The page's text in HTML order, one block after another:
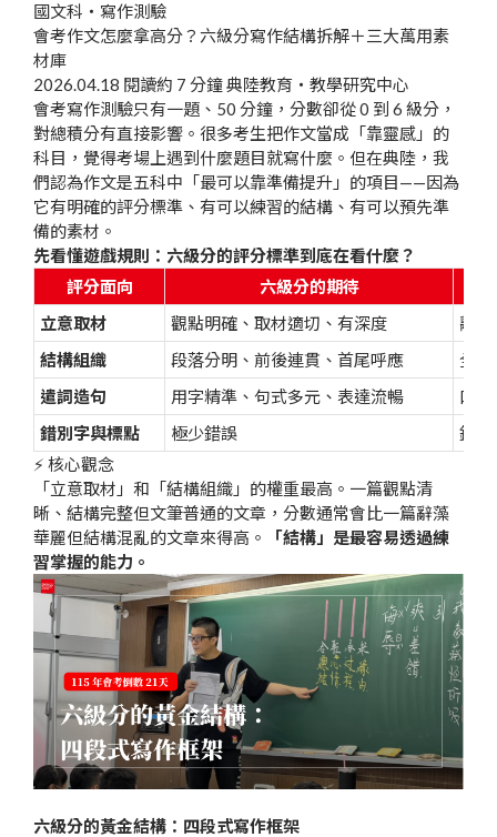
國文科・寫作測驗
會考作文怎麼拿高分？ 六級分寫作結構拆解＋三大萬用素
材庫
2026.04.18 閱讀約 7 分鐘典陸教育・教學研究中心
會考寫作測驗只有一題、50 分鐘，分數卻從 0 到 6 級分，
對總積分有直接影響。很多考生把作文當成「靠靈感」的
科目，覺得考場上遇到什麼題目就寫什麼。但在典陸，我
們認為作文是五科中「最可以靠準備提升」的項目——因為
它有明確的評分標準、有可以練習的結構、有可以預先準
備的素材。
先看懂遊戲規則：六級分的評分標準到底在看什麼？
評分面向
六級分的期待
立意取材
觀點明確、取材適切、有深度
離題
結構組織
段落分明、前後連貫、首尾呼應
全文
遣詞造句
用字精準、句式多元、表達流暢
口
錯別字與標點
極少錯誤
錯字
⚡ 核心觀念
「立意取材」和「結構組織」的權重最高。一篇觀點清
晰、結構完整但文筆普通的文章，分數通常會比一篇辭藻
華麗但結構混亂的文章來得高。
「結構」是最容易透過練
習掌握的能力。
六級分的黃金結構：四段式寫作框架